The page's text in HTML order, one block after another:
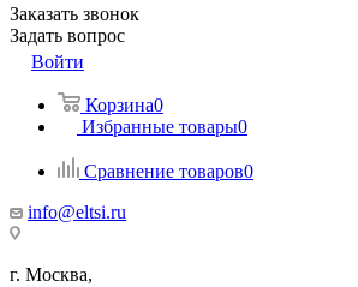
Заказать звонок
Задать вопрос
Войти
Корзина0
Избранные товары0
Сравнение товаров0
info@eltsi.ru
г. Москва,